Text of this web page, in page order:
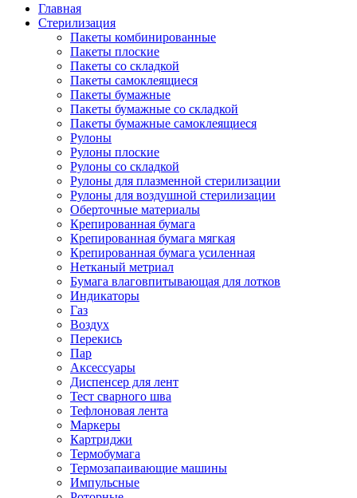
Главная
Стерилизация
Пакеты комбинированные
Пакеты плоские
Пакеты cо складкой
Пакеты самоклеящиеся
Пакеты бумажные
Пакеты бумажные со складкой
Пакеты бумажные самоклеящиеся
Рулоны
Рулоны плоские
Рулоны со складкой
Рулоны для плазменной стерилизации
Рулоны для воздушной стерилизации
Оберточные материалы
Крепированная бумага
Крепированная бумага мягкая
Крепированная бумага усиленная
Нетканый метриал
Бумага влаговпитывающая для лотков
Индикаторы
Газ
Воздух
Перекись
Пар
Аксессуары
Диспенсер для лент
Тест сварного шва
Тефлоновая лента
Маркеры
Картриджи
Термобумага
Термозапаивающие машины
Импульсные